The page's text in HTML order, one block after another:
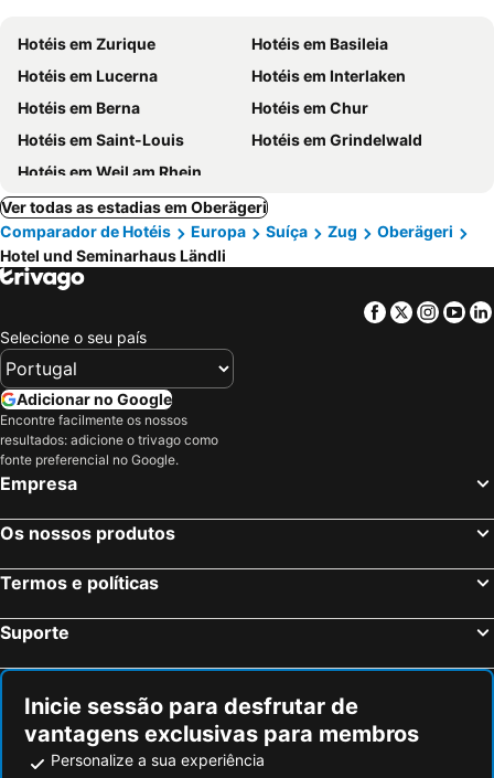
Hotéis em Zurique
Hotéis em Basileia
Hotéis em Lucerna
Hotéis em Interlaken
Hotéis em Berna
Hotéis em Chur
Hotéis em Saint-Louis
Hotéis em Grindelwald
Hotéis em Weil am Rhein
Ver todas as estadias em Oberägeri
Comparador de Hotéis
Europa Suíça Zug
Oberägeri
Hotel und Seminarhaus Ländli
Facebook
Twitter
Selecione o seu país
Adicionar no Google
Encontre facilmente os nossos
resultados: adicione o trivago como
fonte preferencial no Google.
Empresa
Os nossos produtos
Termos e políticas
Suporte
Inicie sessão para desfrutar de
vantagens exclusivas para membros
Personalize a sua experiência